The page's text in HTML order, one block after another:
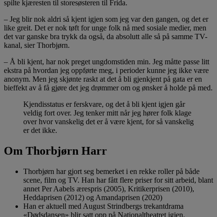
spilte kjæresten til storesøsteren til Frida.
– Jeg blir nok aldri så kjent igjen som jeg var den gangen, og det er
like greit. Det er nok tøft for unge folk nå med sosiale medier, men
det var ganske bra trykk da også, da absolutt alle så på samme TV-
kanal, sier Thorbjørn.
– Å bli kjent, har nok preget ungdomstiden min. Jeg måtte passe litt
ekstra på hvordan jeg oppførte meg, i perioder kunne jeg ikke være
anonym. Men jeg skjønte raskt at det å bli gjenkjent på gata er en
bieffekt av å få gjøre det jeg drømmer om og ønsker å holde på med.
Kjendisstatus er ferskvare, og det å bli kjent igjen går
veldig fort over. Jeg tenker mitt når jeg hører folk klage
over hvor vanskelig det er å være kjent, for så vanskelig
er det ikke.
Om Thorbjørn Harr
Thorbjørn har gjort seg bemerket i en rekke roller på både
scene, film og TV. Han har fått flere priser for sitt arbeid, blant
annet Per Aabels ærespris (2005), Kritikerprisen (2010),
Heddaprisen (2012) og Amandaprisen (2020)
Han er aktuell med August Strindbergs trekantdrama
«Dødsdansen» blir satt opp på Nationaltheatret igjen.